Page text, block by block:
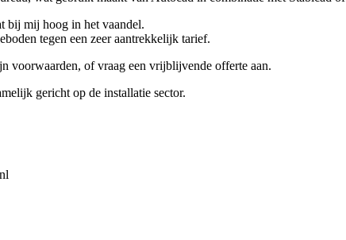
bij mij hoog in het vaandel.
tegen een zeer aantrekkelijk tarief.
voorwaarden, of vraag een vrijblijvende offerte aan.
gericht op de installatie sector.